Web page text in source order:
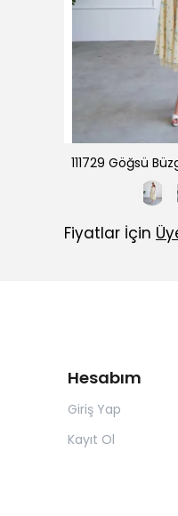
111729 Göğsü
Fiyatlar İçin
Hesabım
Giriş Yap
Kayıt Ol